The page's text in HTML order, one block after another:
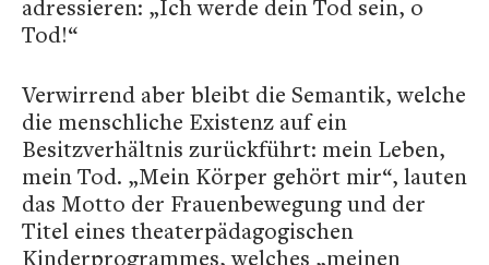
adressieren: „Ich werde dein Tod sein, o
Tod!“
Verwirrend aber bleibt die Semantik, welche
die menschliche Existenz auf ein
Besitzverhältnis zurückführt: mein Leben,
mein Tod. „Mein Körper gehört mir“, lauten
das Motto der Frauenbewegung und der
Titel eines theaterpädagogischen
Kinderprogrammes, welches „meinen